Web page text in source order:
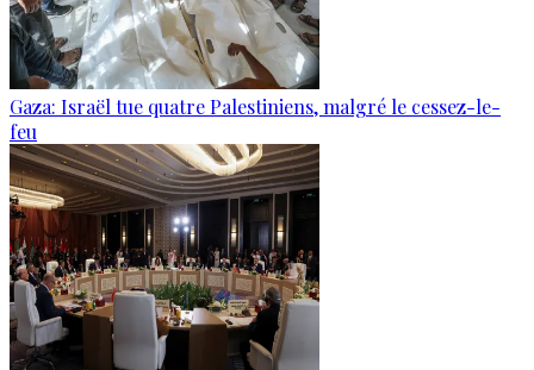
Gaza: Israël tue quatre Palestiniens, malgré le cessez-le-
feu